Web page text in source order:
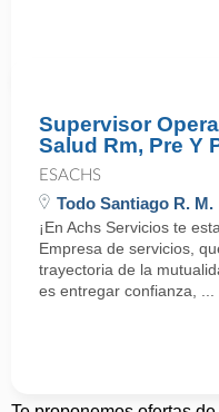
Supervisor
Salud Rm, Pre Y
ESACHS
Todo Santiago R. M.
¡En Achs Servicios te
Empresa de servicios,
trayectoria de la
es entregar confianza, ...